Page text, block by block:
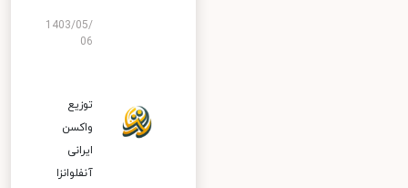
1403/05/
06
توزیع
واکسن
ایرانی
آنفلوانزا